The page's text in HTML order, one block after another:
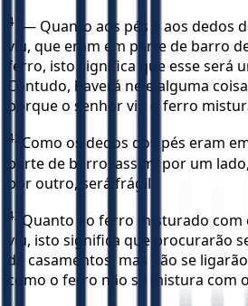
41 — Quanto aos pés e aos dedos
viu, que eram em parte de barro
ferro, isto significa que esse será
Contudo, haverá nele alguma
porque o senhor viu o ferro
42 Como os dedos dos pés eram
parte de barro, assim, por um
por outro, será frágil.
43 Quanto ao ferro misturado
viu, isto significa que procurarão
de casamentos, mas não se
como o ferro não se mistura com